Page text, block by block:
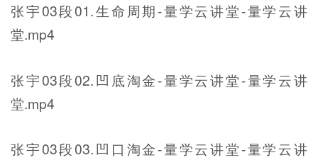
张宇03段01.生命周期-量学云讲堂-量学云讲
堂.mp4
张宇03段02.凹底淘金-量学云讲堂-量学云讲
堂.mp4
张宇03段03.凹口淘金-量学云讲堂-量学云讲